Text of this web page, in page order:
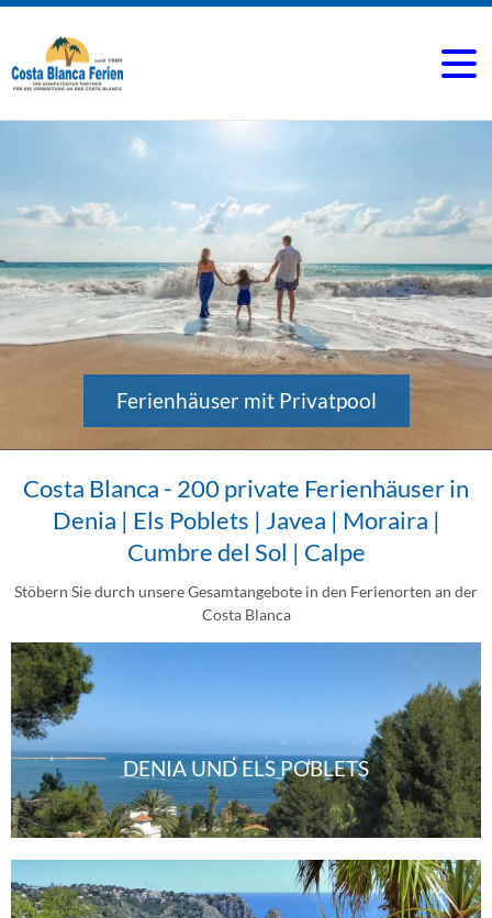
Ferienhäuser mit Privatpool
Costa Blanca - 200 private Ferienhäuser in
Denia | Els Poblets | Javea | Moraira |
Cumbre del Sol | Calpe
Stöbern Sie durch unsere Gesamtangebote in den Ferienorten an der
Costa Blanca
DENIA UND ELS POBLETS